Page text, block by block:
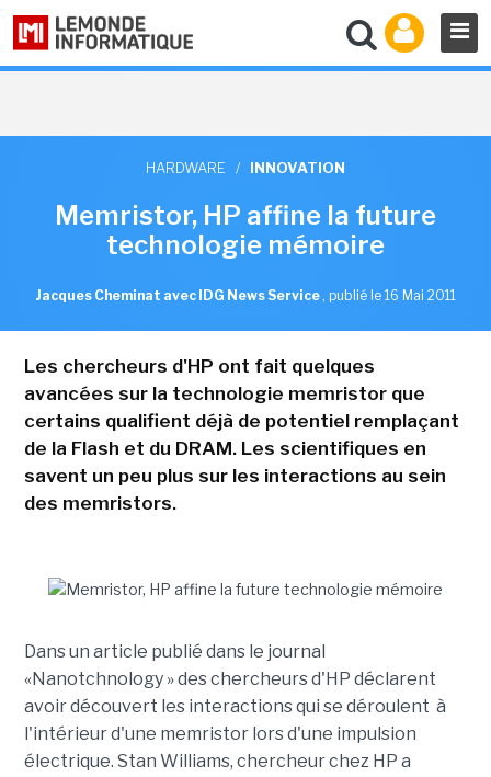
HARDWARE / INNOVATION
Memristor, HP affine la future
technologie mémoire
Jacques Cheminat avec IDG News Service , publié le 16 Mai 2011
Les chercheurs d'HP ont fait quelques
avancées sur la technologie memristor que
certains qualifient déjà de potentiel remplaçant
de la Flash et du DRAM. Les scientifiques en
savent un peu plus sur les interactions au sein
des memristors.
Dans un article publié dans le journal
«Nanotchnology » des chercheurs d'HP déclarent
avoir découvert les interactions qui se déroulent à
l'intérieur d'une memristor lors d'une impulsion
électrique. Stan Williams, chercheur chez HP a